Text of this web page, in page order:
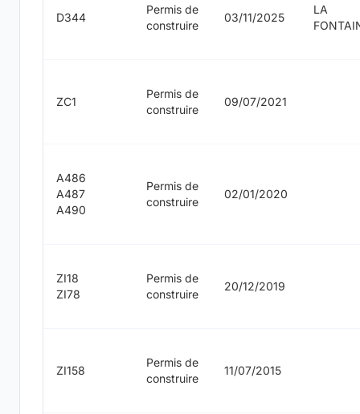
D344
Permis de
construire
03/11/2025
LA
ZC1
Permis de
construire
09/07/2021
A486
A487
A490
Permis de
construire
02/01/2020
ZI18
ZI78
Permis de
construire
20/12/2019
ZI158
Permis de
construire
11/07/2015